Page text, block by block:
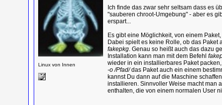
Linux von Innen
Ich finde das zwar sehr seltsam dass es
"sauberen chroot-Umgebung" - aber es
erspart...
Es gibt eine Möglichkeit, von einem
Dabei spielt es keine Rolle, ob das Paket
fakepkg. Genau so heißt auch das dazu
Installation kann man mit dem Befehl
wieder in ein installierbares Paket
-o /Pfad/das Paket auch ein einem
kannst Du dann auf die Maschine
installieren. Sinnvoller Weise macht man
enthalten, die von einem normalen User